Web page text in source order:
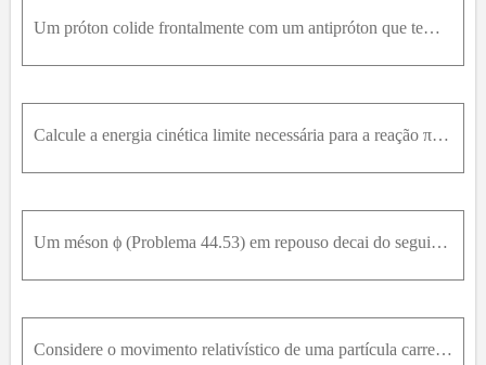
Um próton colide frontalmente com um antipróton que tem a mesma energia cinética. No sistema de referência do centro de massa-momento linear são produzidos dois raios gama com um comprimento de onda i
Calcule a energia cinética limite necessária para a reação π - + p → Σ 0 + K 0 se um feixe de π - incide sobre um próton em repouso. A partícula K 0 possui massa igual a 497,7M e V / c 2 .
Um méson ϕ (Problema 44.53) em repouso decai do seguinte modo: ϕ → K + + K - . A estranheza desse méson é igual a 0 . a) Calcule a energia cinética do méson K + . (Suponha que os dois produtos do deca
Considere o movimento relativístico de uma partícula carregada de carga q e massa de repouso m 0 num campo magnético uniforme de magnitude B . (a) Mostre que a energia cinética da partícula não se alt